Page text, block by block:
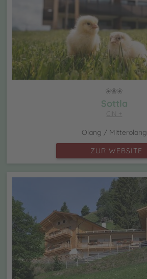
Sottla
CIN +
Olang / Mitterolang
ZUR WEBSITE